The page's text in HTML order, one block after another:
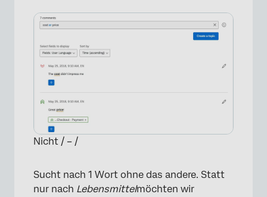
Nicht / – /
Sucht nach 1 Wort ohne das andere. Statt
nur nach Lebensmittelmöchten wir